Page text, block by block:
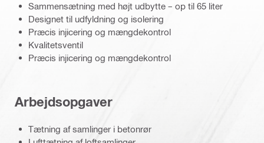
Sammensætning med højt udbytte – op til 65 liter
Designet til udfyldning og isolering
Præcis injicering og mængdekontrol
Kvalitetsventil
Præcis injicering og mængdekontrol
Arbejdsopgaver
Tætning af samlinger i betonrør